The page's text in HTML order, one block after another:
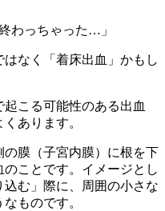
わっちゃった…」
はなく「着床出血」かもし
こる可能性のある出血
あります。
膜（子宮内膜）に根を下
ことです。イメージとし
む」際に、周囲の小さな
ものです。